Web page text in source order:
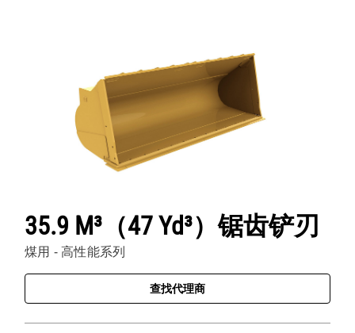
35.9 M³（47 Yd³）锯齿铲刃
煤用 - 高性能系列
查找代理商